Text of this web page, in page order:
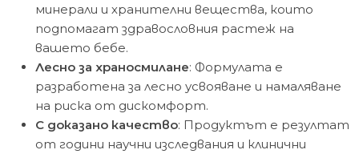
минерали и хранителни вещества, които
подпомагат здравословния растеж на
вашето бебе.
Лесно за храносмилане: Формулата е
разработена за лесно усвояване и намаляване
на риска от дискомфорт.
С доказано качество: Продуктът е резултат
от години научни изследвания и клинични